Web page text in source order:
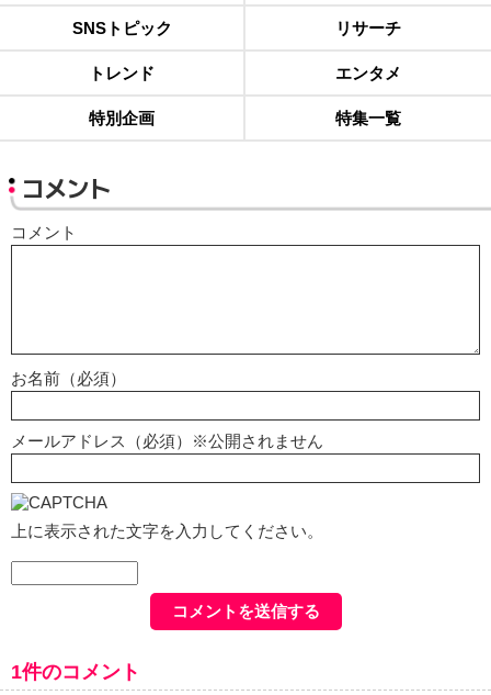
SNSトピック リサーチ
トレンド エンタメ
特別企画 特集一覧
コメント
コメント
お名前（必須）
メールアドレス（必須）※公開されません
上に表示された文字を入力してください。
1件のコメント